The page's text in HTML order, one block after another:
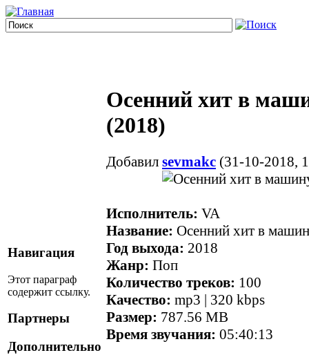
Навигация
Этот параграф
содержит ссылку.
Партнеры
Дополнительно
Осенний хит в
(2018)
Добавил sevmakc (31-10-2018,
Исполнитель: VA
Название: Осенний хит в
Год выхода: 2018
Жанр: Поп
Количество треков: 100
Качество: mp3 | 320 kbps
Размер: 787.56 MB
Время звучания: 05:40:13